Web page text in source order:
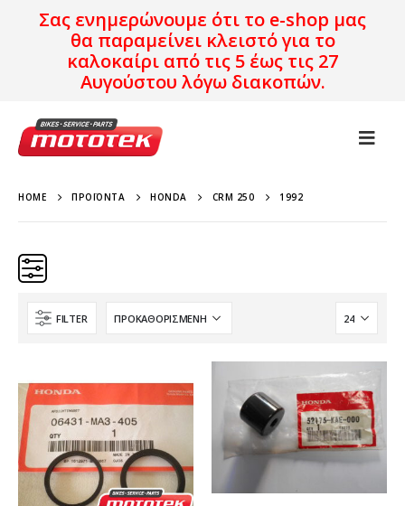
Σας ενημερώνουμε ότι το e-shop μας
θα παραμείνει κλειστό για το
καλοκαίρι από τις 5 έως τις 27
Αυγούστου λόγω διακοπών.
HOME ΠΡΟΪΌΝΤΑ HONDA CRM 250 1992
Κατηγορίες
Προϊόν Προέλευση
Aftermarket Genuine Γνήσιο
FILTER